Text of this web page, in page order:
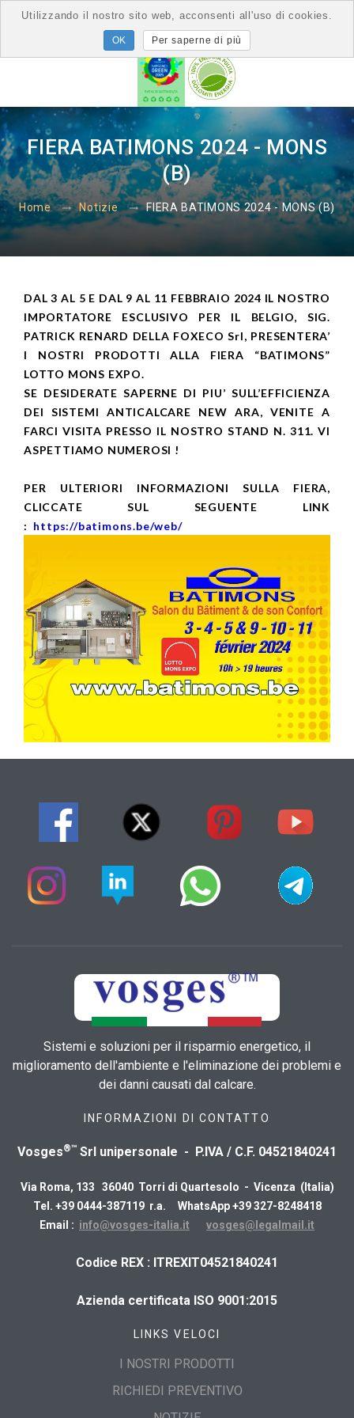
FIERA BATIMONS 2024 - MONS
(B)
Home Notizie FIERA BATIMONS 2024 - MONS (B)
DAL 3 AL 5 E DAL 9 AL 11 FEBBRAIO 2024 IL NOSTRO
IMPORTATORE ESCLUSIVO PER IL BELGIO, SIG.
PATRICK RENARD DELLA FOXECO Srl, PRESENTERA’
I NOSTRI PRODOTTI ALLA FIERA “BATIMONS”
LOTTO MONS EXPO.
SE DESIDERATE SAPERNE DI PIU’ SULL’EFFICIENZA
DEI SISTEMI ANTICALCARE NEW ARA, VENITE A
FARCI VISITA PRESSO IL NOSTRO STAND N. 311. VI
ASPETTIAMO NUMEROSI !
PER ULTERIORI INFORMAZIONI SULLA FIERA,
CLICCATE SUL SEGUENTE LINK
: https://batimons.be/web/
Sistemi e soluzioni per il risparmio energetico, il
miglioramento dell'ambiente e l'eliminazione dei problemi e
dei danni causati dal calcare.
INFORMAZIONI DI CONTATTO
Vosges®™ Srl unipersonale - P.IVA / C.F. 04521840241
Via Roma, 133 36040 Torri di Quartesolo - Vicenza (Italia)
Tel. +39 0444-387119 r.a. WhatsApp +39 327-8248418
Email : info@vosges-italia.it vosges@legalmail.it
​Codice REX : ITREXIT04521840241
Azienda certificata ISO 9001:2015
LINKS VELOCI
I NOSTRI PRODOTTI
RICHIEDI PREVENTIVO
Utilizzando il nostro sito web, acconsenti all'uso di cookies.
Per saperne di più